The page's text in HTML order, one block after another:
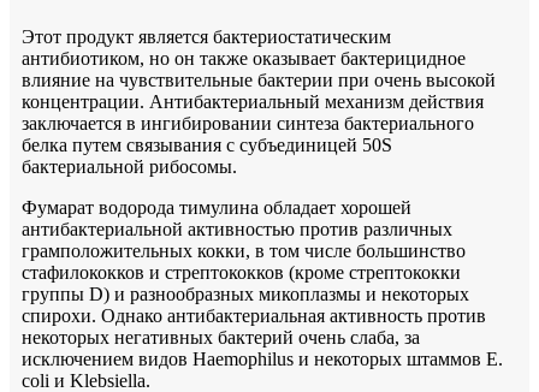
Этот продукт является бактериостатическим
антибиотиком, но он также оказывает бактерицидное
влияние на чувствительные бактерии при очень высокой
концентрации. Антибактериальный механизм действия
заключается в ингибировании синтеза бактериального
белка путем связывания с субъединицей 50S
бактериальной рибосомы.
Фумарат водорода тимулина обладает хорошей
антибактериальной активностью против различных
грамположительных кокки, в том числе большинство
стафилококков и стрептококков (кроме стрептококки
группы D) и разнообразных микоплазмы и некоторых
спирохи. Однако антибактериальная активность против
некоторых негативных бактерий очень слаба, за
исключением видов Haemophilus и некоторых штаммов E.
coli и Klebsiella.